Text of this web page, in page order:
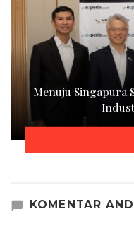
Menuju Singapura
KOMENTAR